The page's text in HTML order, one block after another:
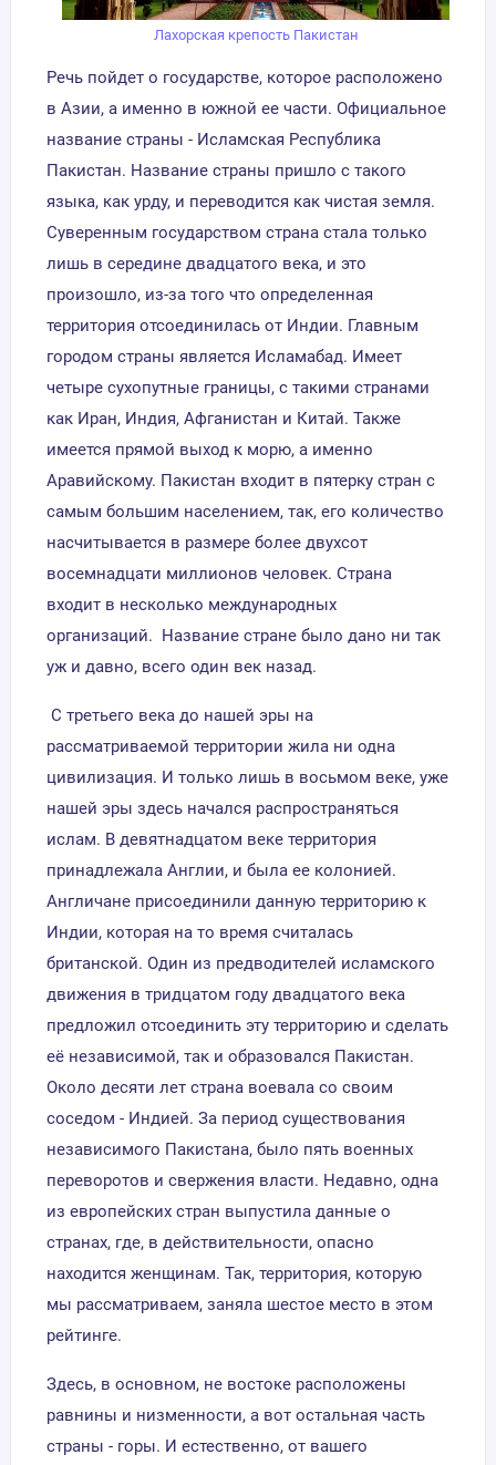
Лахорская крепость Пакистан
Речь пойдет о государстве, которое расположено
в Азии, а именно в южной ее части. Официальное
название страны - Исламская Республика
Пакистан. Название страны пришло с такого
языка, как урду, и переводится как чистая земля.
Суверенным государством страна стала только
лишь в середине двадцатого века, и это
произошло, из-за того что определенная
территория отсоединилась от Индии. Главным
городом страны является Исламабад. Имеет
четыре сухопутные границы, с такими странами
как Иран, Индия, Афганистан и Китай. Также
имеется прямой выход к морю, а именно
Аравийскому. Пакистан входит в пятерку стран с
самым большим населением, так, его количество
насчитывается в размере более двухсот
восемнадцати миллионов человек. Страна
входит в несколько международных
организаций. Название стране было дано ни так
уж и давно, всего один век назад.
С третьего века до нашей эры на
рассматриваемой территории жила ни одна
цивилизация. И только лишь в восьмом веке, уже
нашей эры здесь начался распространяться
ислам. В девятнадцатом веке территория
принадлежала Англии, и была ее колонией.
Англичане присоединили данную территорию к
Индии, которая на то время считалась
британской. Один из предводителей исламского
движения в тридцатом году двадцатого века
предложил отсоединить эту территорию и сделать
её независимой, так и образовался Пакистан.
Около десяти лет страна воевала со своим
соседом - Индией. За период существования
независимого Пакистана, было пять военных
переворотов и свержения власти. Недавно, одна
из европейских стран выпустила данные о
странах, где, в действительности, опасно
находится женщинам. Так, территория, которую
мы рассматриваем, заняла шестое место в этом
рейтинге.
Здесь, в основном, не востоке расположены
равнины и низменности, а вот остальная часть
страны - горы. И естественно, от вашего